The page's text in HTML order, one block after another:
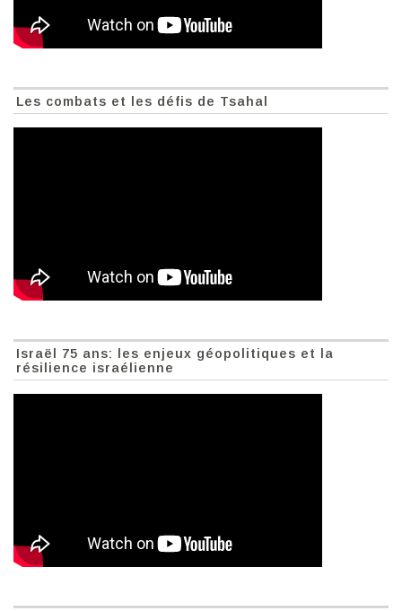
Les combats et les défis de Tsahal
Israël 75 ans: les enjeux géopolitiques et la
résilience israélienne